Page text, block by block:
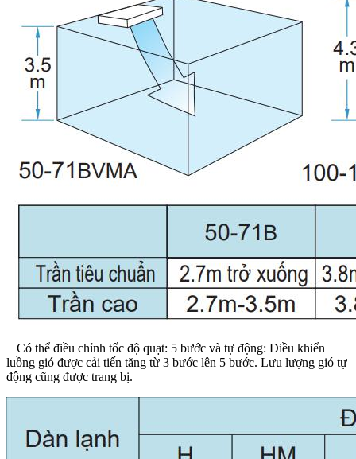
+ Có thể điều chỉnh tốc độ quạt: 5 bước và tự động: Điều khiển
luồng gió được cải tiến tăng từ 3 bước lên 5 bước. Lưu lượng gió tự
động cũng được trang bị.